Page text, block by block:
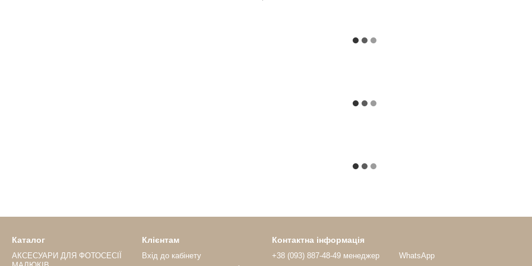
Каталог
АКСЕСУАРИ ДЛЯ ФОТОСЕСІЇ
Клієнтам
Вхід до кабінету
Контактна інформація
+38 (093) 887-48-49 менеджер WhatsApp